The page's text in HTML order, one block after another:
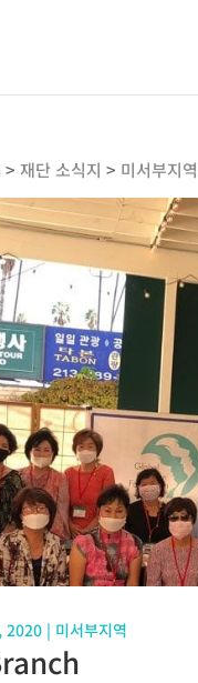
>재단 소식지 > 미서부지역
2020 | 미서부지역